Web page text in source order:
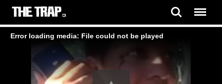
Error loading media: File could not be played